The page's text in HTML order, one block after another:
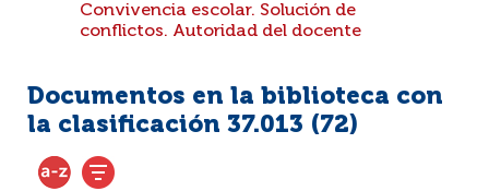
Convivencia escolar. Solución de
conflictos. Autoridad del docente
Documentos en la biblioteca con
la clasificación 37.013 (72)